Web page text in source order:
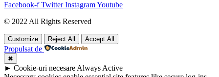
Facebook-f Twitter InstagramYoutube
© 2022 All Rights Reserved
Customize Reject All Accept All
Propulsat de
✖
► Cookie-uri necesare Always Active